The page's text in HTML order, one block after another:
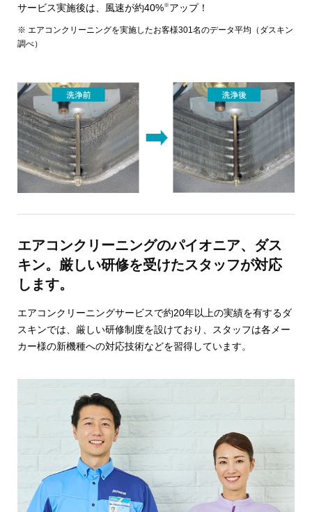
サービス実施後は、風速が約40%※ アップ！
※ エアコンクリーニングを実施したお客様301名のデータ平均（ダスキン
調べ）
エアコンクリーニングのパイオニア、ダス
キン。厳しい研修を受けたスタッフが対応
します。
エアコンクリーニングサービスで約20年以上の実績を有するダ
スキンでは、厳しい研修制度を設けており、スタッフは各メー
カー様の新機種への対応技術などを習得しています。